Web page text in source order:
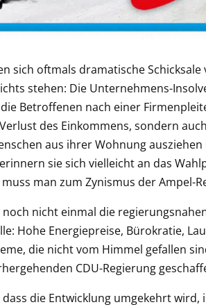
sich oftmals dramatische
stehen: Die Unternehmens-
die Betroffenen nach einer
des Einkommens, sondern
aus ihrer Wohnung
sie sich vielleicht an das
man zum Zynismus der Ampel-
nicht einmal die
Hohe Energiepreise, Bürokratie,
die nicht vom Himmel gefallen
CDU-Regierung
die Entwicklung umgekehrt